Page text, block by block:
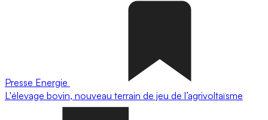
Presse Energie
L'élevage bovin, nouveau terrain de jeu de l’agrivoltaïsme